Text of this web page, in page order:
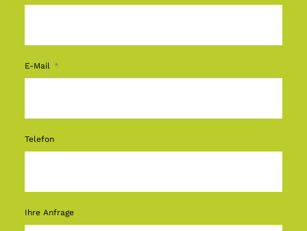
E-Mail
Telefon
Ihre Anfrage